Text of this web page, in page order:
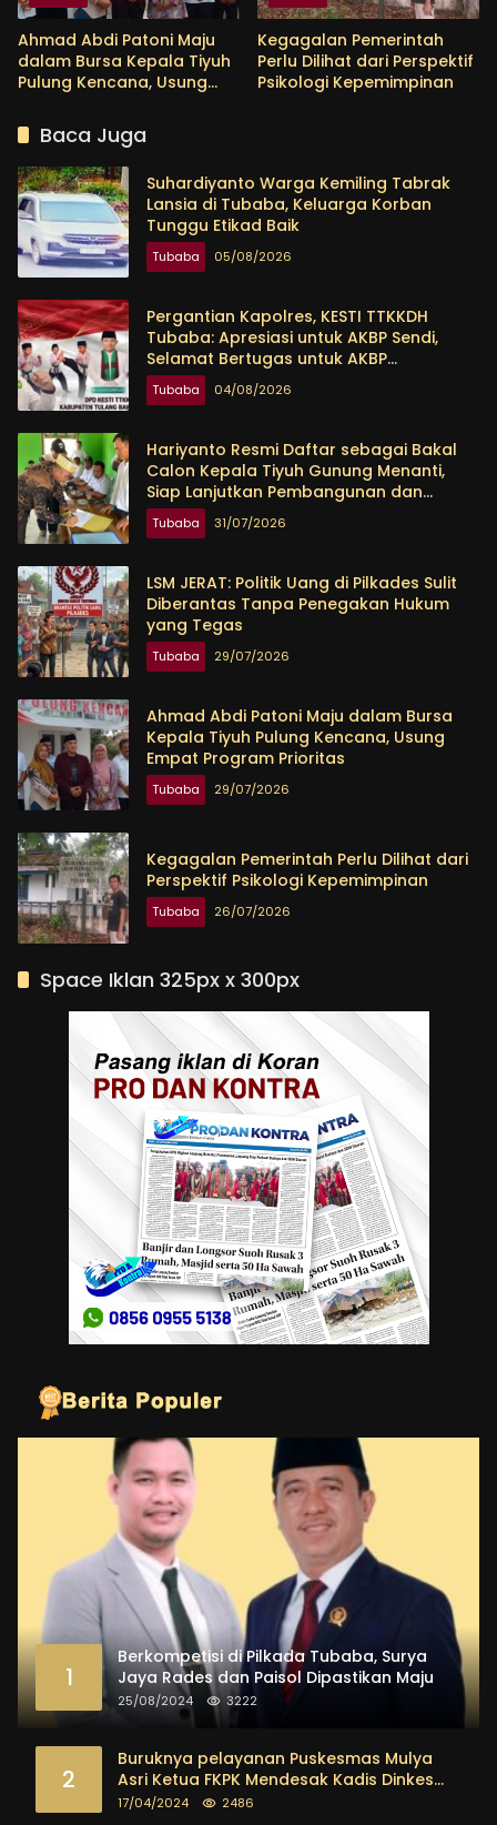
Ahmad Abdi Patoni Maju
dalam Bursa Kepala Tiyuh
Pulung Kencana, Usung
Kegagalan Pemerintah
Perlu Dilihat dari Perspektif
Psikologi Kepemimpinan
Baca Juga
Suhardiyanto Warga Kemiling Tabrak
Lansia di Tubaba, Keluarga Korban
Tunggu Etikad Baik
Tubaba 05/08/2026
Pergantian Kapolres, KESTI TTKKDH
Tubaba: Apresiasi untuk AKBP Sendi,
Selamat Bertugas untuk AKBP
Himmawan
Tubaba 04/08/2026
Hariyanto Resmi Daftar sebagai Bakal
Calon Kepala Tiyuh Gunung Menanti,
Siap Lanjutkan Pembangunan dan
Tingkatkan Kesejahteraan Warga
Tubaba 31/07/2026
LSM JERAT: Politik Uang di Pilkades Sulit
Diberantas Tanpa Penegakan Hukum
yang Tegas
Tubaba 29/07/2026
Ahmad Abdi Patoni Maju dalam Bursa
Kepala Tiyuh Pulung Kencana, Usung
Empat Program Prioritas
Tubaba 29/07/2026
Kegagalan Pemerintah Perlu Dilihat dari
Perspektif Psikologi Kepemimpinan
Tubaba 26/07/2026
Space Iklan 325px x 300px
1
Berkompetisi di Pilkada Tubaba, Surya
Jaya Rades dan Paisol Dipastikan Maju
25/08/2024 3222
2
Buruknya pelayanan Puskesmas Mulya
Asri Ketua FKPK Mendesak Kadis Dinkes
Tubaba Ambil Tindakan Tegas
17/04/2024 2486